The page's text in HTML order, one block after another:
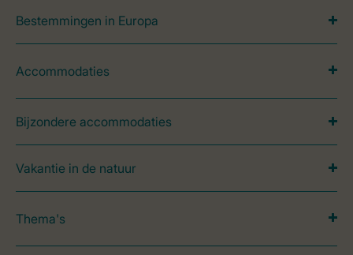
Bestemmingen in Europa
Accommodaties
Bijzondere accommodaties
Vakantie in de natuur
Thema's